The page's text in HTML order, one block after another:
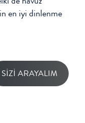
en iyi dinlenme
SİZİ ARAYALIM